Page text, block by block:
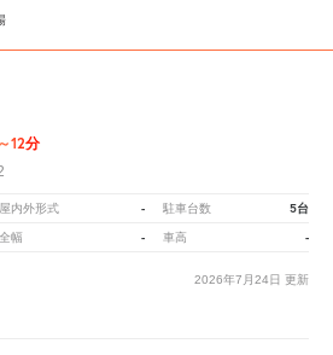
12分
屋内外形式 - 駐車台数 5台
全幅 - 車高 -
2026年7月24日 更新